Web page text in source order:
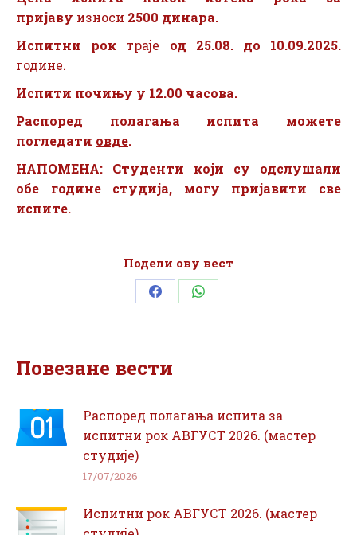
пријаву износи 2500 динара.
Испитни рок траје од 25.08. до 10.09.2025.
године.
Испити почињу у 12.00 часова.
Распоред полагања испита можете
погледати овде.
НАПОМЕНА: Студенти који су одслушали
обе године студија, могу пријавити све
испите.
Подели ову вест
Share Share
Повезане вести
Распоред полагања испита за
испитни рок АВГУСТ 2026. (мастер
студије)
17/07/2026
Испитни рок АВГУСТ 2026. (мастер